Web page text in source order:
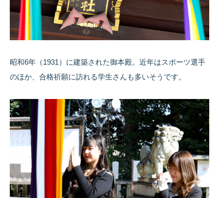
昭和6年（1931）に建築された御本殿。近年はスポーツ選手
のほか、合格祈願に訪れる学生さんも多いそうです。